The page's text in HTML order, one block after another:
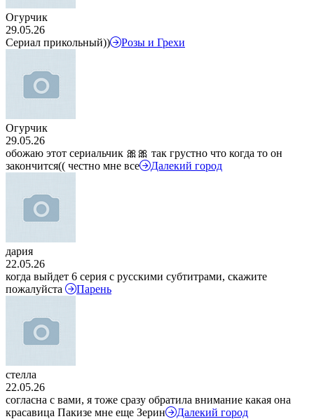
Огурчик
29.05.26
Сериал прикольный))
Розы и Грехи
Огурчик
29.05.26
обожаю этот сериальчик 🎀🎀 так грустно что когда то он
закончится(( честно мне все
Далекий город
дария
22.05.26
когда выйдет 6 серия с русскими субтитрами, скажите
пожалуйста
Парень
стелла
22.05.26
согласна с вами, я тоже сразу обратила внимание какая она
красавица Пакизе мне еще Зерин
Далекий город